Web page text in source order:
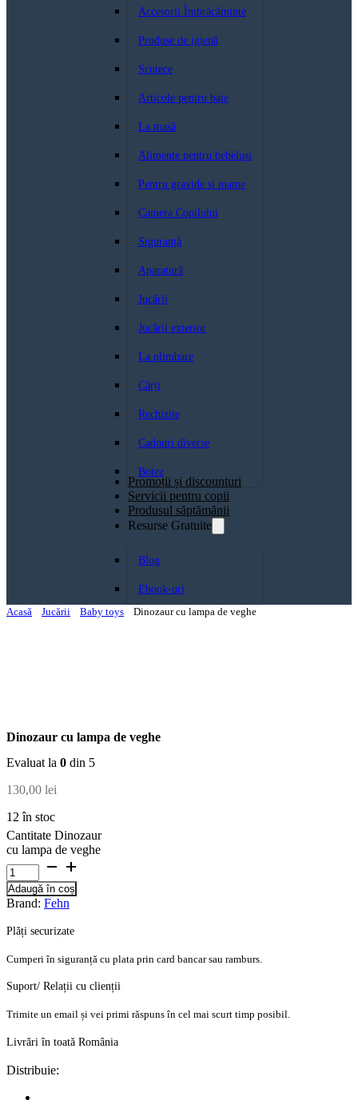
Accesorii Îmbrăcăminte
Produse de igienă
Scutece
Articole pentru baie
La masă
Alimente pentru bebeluși
Pentru gravide si mame
Camera Copilului
Siguranță
Aparatură
Jucării
Jucării exterior
La plimbare
Cărți
Rechizite
Cadouri diverse
Botez
Promoții și discounturi
Servicii pentru copii
Produsul săptămănii
Resurse Gratuite
Blog
Ebook-uri
Acasă
Jucării Baby toys Dinozaur cu lampa de veghe
Dinozaur cu lampa de veghe
Evaluat la 0 din 5
130,00 lei
12 în stoc
Cantitate Dinozaur
cu lampa de veghe
Adaugă în coș
Brand: Fehn
Plăți securizate
Cumperi în siguranță cu plata prin card bancar sau ramburs.
Suport/ Relații cu clienții
Trimite un email și vei primi răspuns în cel mai scurt timp posibil.
Livrări în toată România
Distribuie: